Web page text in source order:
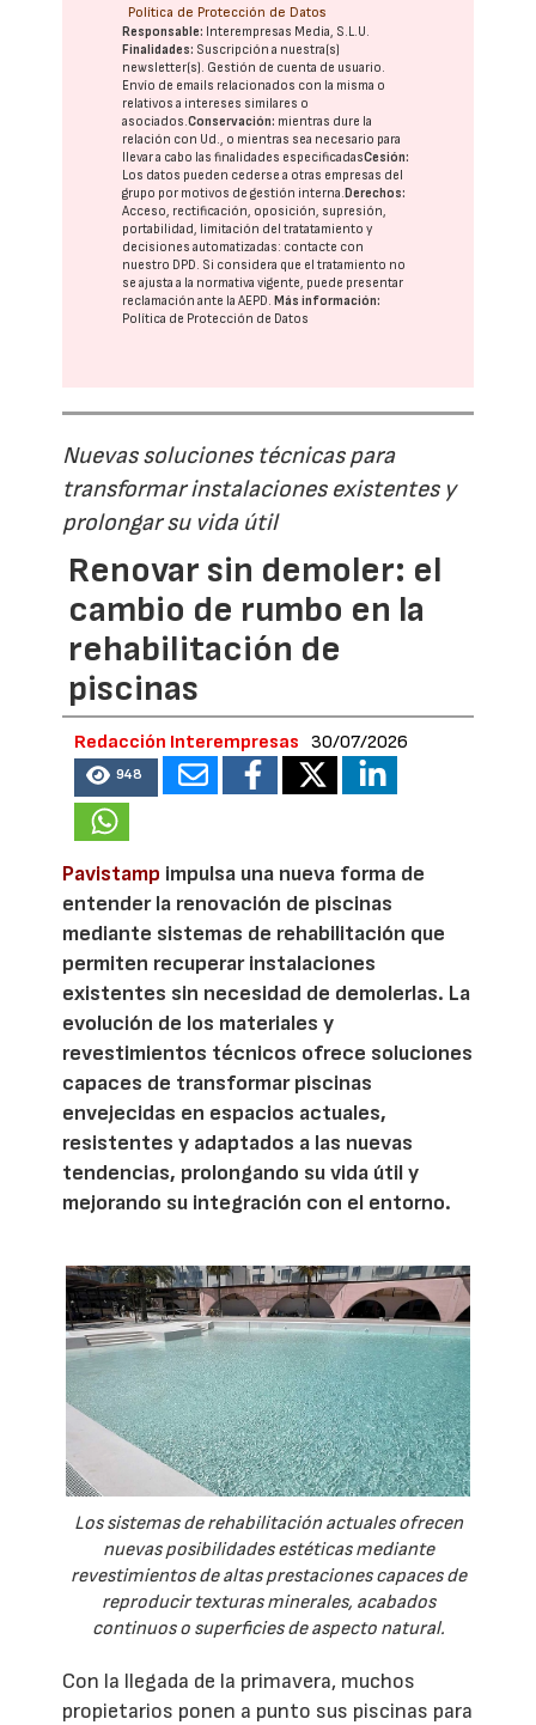
Política de Protección de Datos
Responsable: Interempresas Media, S.L.U.
Finalidades: Suscripción a nuestra(s)
newsletter(s). Gestión de cuenta de usuario.
Envío de emails relacionados con la misma o
relativos a intereses similares o
asociados.Conservación: mientras dure la
relación con Ud., o mientras sea necesario para
llevar a cabo las finalidades especificadasCesión:
Los datos pueden cederse a otras empresas del
grupo por motivos de gestión interna. Derechos:
Acceso, rectificación, oposición, supresión,
portabilidad, limitación del tratatamiento y
decisiones automatizadas: contacte con
nuestro DPD. Si considera que el tratamiento no
se ajusta a la normativa vigente, puede presentar
reclamación ante laAEPD. Más información:
Política de Protección de Datos
Nuevas soluciones técnicas para
transformar instalaciones existentes y
prolongar su vida útil
Renovar sin demoler: el
cambio de rumbo en la
rehabilitación de
piscinas
Redacción Interempresas 30/07/2026
948
Pavistamp impulsa una nueva forma de
entender la renovación de piscinas
mediante sistemas de rehabilitación que
permiten recuperar instalaciones
existentes sin necesidad de demolerlas. La
evolución de los materiales y
revestimientos técnicos ofrece soluciones
capaces de transformar piscinas
envejecidas en espacios actuales,
resistentes y adaptados a las nuevas
tendencias, prolongando su vida útil y
mejorando su integración con el entorno.
Los sistemas de rehabilitación actuales ofrecen
nuevas posibilidades estéticas mediante
revestimientos de altas prestaciones capaces de
reproducir texturas minerales, acabados
continuos o superficies de aspecto natural.
Con la llegada de la primavera, muchos
propietarios ponen a punto sus piscinas para